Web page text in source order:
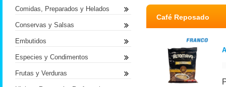
Café Reposado
Comidas, Preparados y Helados
Conservas y Salsas
Embutidos
Especies y Condimentos
Frutas y Verduras